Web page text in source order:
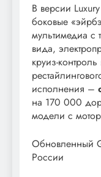
В версии
боковые
мультимедиа с
вида,
круиз-
исполнения –
на 170 000
модели с
Обновленный
России